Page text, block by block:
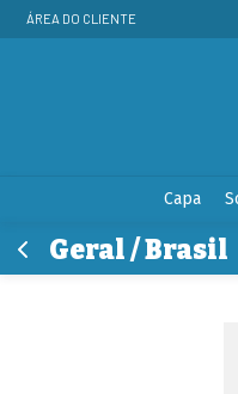
ÁREA DO CLIENTE
Capa
Geral / Brasil